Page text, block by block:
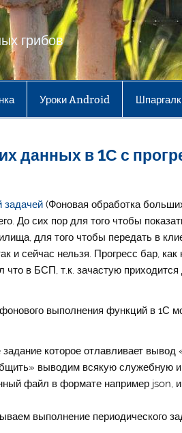
грибов
Уроки Android
данных в 1С с
задачей (Фоновая обработка
До сих пор для того чтобы
для того чтобы передать в
и сейчас нельзя. Прогресс бар,
что в БСП, т.к. зачастую
выполнения функций в 1С
которое отлавливает
выводим всякую служебную
файл в формате например json,
выполнение периодического